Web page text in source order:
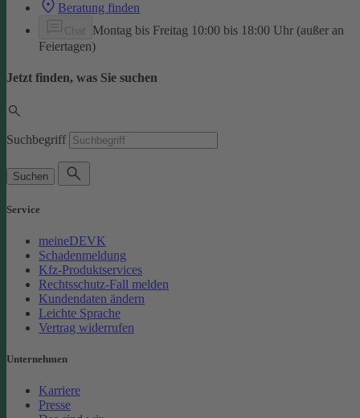
Beratung finden
Montag bis Freitag 10:00 bis 18:00 Uhr (außer an
Feiertagen)
Jetzt finden, was Sie suchen
Suchbegriff
Suchen
Service
meineDEVK
Schadenmeldung
Kfz-Produktservices
Rechtsschutz-Fall melden
Kundendaten ändern
Leichte Sprache
Vertrag widerrufen
Unternehmen
Karriere
Presse